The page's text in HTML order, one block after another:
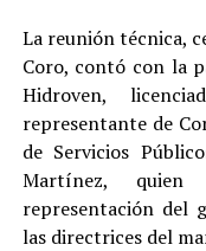
La reunión técnica,
Coro, contó con la
Hidroven,
representante de
de Servicios
Martínez,
representación del
las directrices del